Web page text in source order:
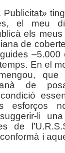
el meu
els
de
–5.000
En el
que
de
esforços
li
de
i